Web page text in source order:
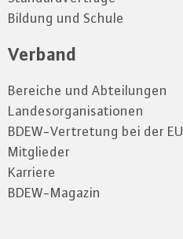
Bildung und Schule
Verband
Bereiche und Abteilungen
Landesorganisationen
BDEW-Vertretung bei der EU
Mitglieder
Karriere
BDEW-Magazin